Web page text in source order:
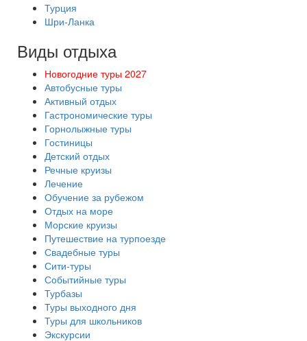
Турция
Шри-Ланка
Виды отдыха
Новогодние туры 2027
Автобусные туры
Активный отдых
Гастрономические туры
Горнолыжные туры
Гостиницы
Детский отдых
Речные круизы
Лечение
Обучение за рубежом
Отдых на море
Морские круизы
Путешествие на турпоезде
Свадебные туры
Сити-туры
Событийные туры
Турбазы
Туры выходного дня
Туры для школьников
Экскурсии